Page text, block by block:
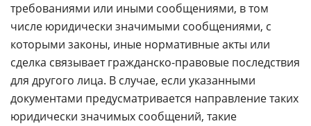
требованиями или иными сообщениями, в том
числе юридически значимыми сообщениями, с
которыми законы, иные нормативные акты или
сделка связывает гражданско-правовые последствия
для другого лица. В случае, если указанными
документами предусматривается направление таких
юридически значимых сообщений, такие